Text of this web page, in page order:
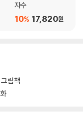
자수
17,820원
10%
림책